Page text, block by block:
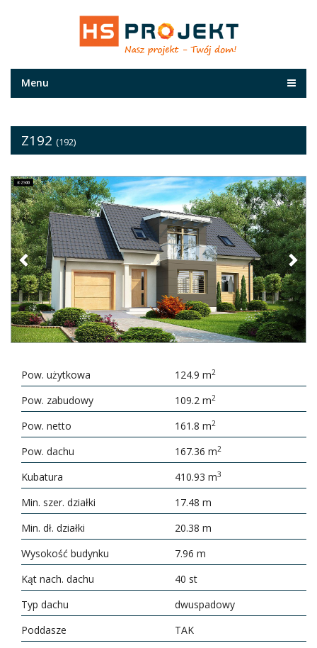
Menu
Z192 (192)
Previous
Pow. użytkowa 124.9 m2
Pow. zabudowy 109.2 m2
Pow. netto 161.8 m2
Pow. dachu 167.36 m2
Kubatura 410.93 m3
Min. szer. działki
17.48 m
Min. dł. działki
20.38 m
Wysokość budynku
7.96 m
Kąt nach. dachu
40 st
Typ dachu
dwuspadowy
Poddasze
TAK